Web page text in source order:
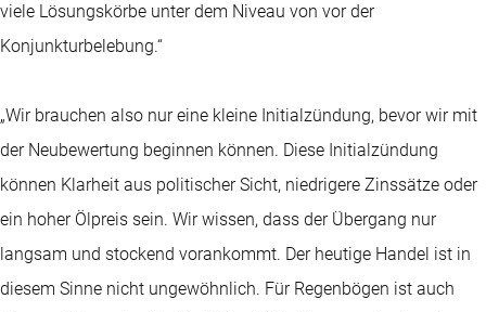
viele Lösungskörbe unter dem Niveau von vor der
Konjunkturbelebung.“
„Wir brauchen also nur eine kleine Initialzündung, bevor wir mit
der Neubewertung beginnen können. Diese Initialzündung
können Klarheit aus politischer Sicht, niedrigere Zinssätze oder
ein hoher Ölpreis sein. Wir wissen, dass der Übergang nur
langsam und stockend vorankommt. Der heutige Handel ist in
diesem Sinne nicht ungewöhnlich. Für Regenbögen ist auch